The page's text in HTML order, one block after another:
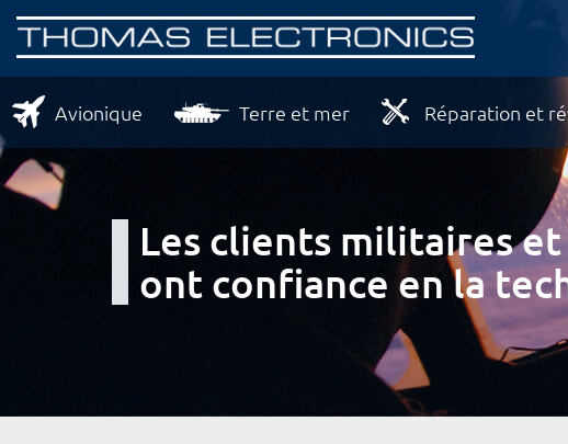
Avionique Terre et mer Réparation et
Les clients militaires
ont confiance en la